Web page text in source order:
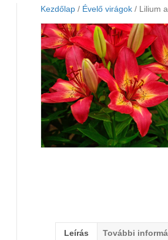
Kezdőlap / Évelő virágok / Lilium
Leírás További